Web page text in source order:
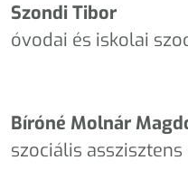
Szondi Tibor
óvodai és iskolai
Bíróné Molnár
szociális asszisztens